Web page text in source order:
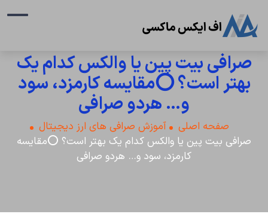
صرافی‌ بیت پین یا والکس کدام یک
بهتر است؟ ⭕مقایسه کارمزد، سود
و… هردو صرافی
صفحه اصلی
آموزش صرافی های ارز دیجیتال
صرافی‌ بیت پین یا والکس کدام یک بهتر است؟ ⭕مقایسه
کارمزد، سود و… هردو صرافی